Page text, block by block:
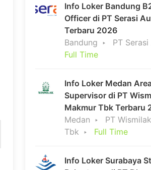
Info Loker Bandung
Officer di PT Serasi
Terbaru 2026
Bandung
PT
Full Time
Info Loker Medan
Supervisor di PT
Makmur Tbk Terbaru
Medan
PT
Tbk
Full Time
Info Loker Surabaya